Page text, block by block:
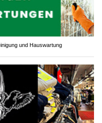
und Hauswartung